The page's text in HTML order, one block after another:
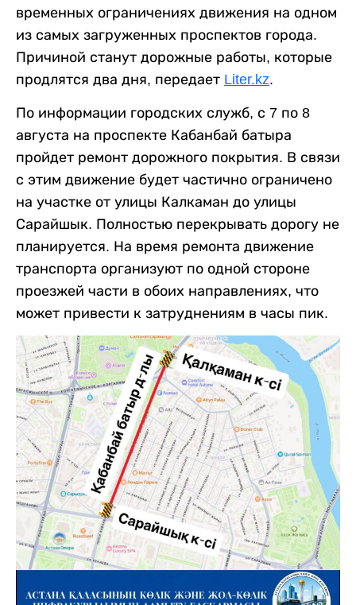
временных ограничениях движения на одном
из самых загруженных проспектов города.
Причиной станут дорожные работы, которые
продлятся два дня, передает Liter.kz.
По информации городских служб, с 7 по 8
августа на проспекте Кабанбай батыра
пройдет ремонт дорожного покрытия. В связи
с этим движение будет частично ограничено
на участке от улицы Калкаман до улицы
Сарайшык. Полностью перекрывать дорогу не
планируется. На время ремонта движение
транспорта организуют по одной стороне
проезжей части в обоих направлениях, что
может привести к затруднениям в часы пик.